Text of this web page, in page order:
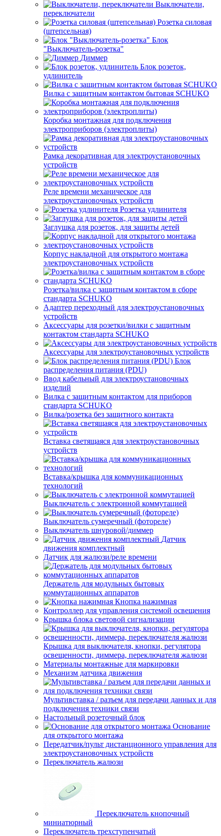
Выключатели,
переключатели
Розетка силовая
(штепсельная)
Блок
"Выключатель-розетка"
Диммер
Блок розеток,
удлинитель
Вилка с защитным контактом бытовая SCHUKO
Коробка монтажная для подключения
электроприборов (электроплиты)
Рамка декоративная для электроустановочных
устройств
Реле времени механическое для
электроустановочных устройств
Розетка удлинителя
Заглушка для розеток, для защиты детей
Корпус накладной для открытого монтажа
электроустановочных устройств
Розетка/вилка с защитным контактом в сборе
стандарта SCHUKO
Адаптер переходный для электроустановочных
устройств
Аксессуары для розетки/вилки с защитным
контактом стандарта SCHUKO
Аксессуары для электроустановочных устройств
Блок
распределения питания (PDU)
Ввод кабельный для электроустановочных
изделий
Вилка с защитным контактом для приборов
стандарта SCHUKO
Вилка/розетка без защитного контакта
Вставка светящаяся для электроустановочных
устройств
Вставка/крышка для коммуникационных
технологий
Выключатель с электронной коммутацией
Выключатель сумеречный (фотореле)
Выключатель шнуровой/диммер
Датчик
движения комплектный
Датчик для жалюзи/реле времени
Держатель для модульных бытовых
коммутационных аппаратов
Кнопка нажимная
Контроллер для управления системой освещения
Крышка блока световой сигнализации
Крышка для выключателя, кнопки, регулятора
освещенности, диммера, переключателя жалюзи
Материалы монтажные для маркировки
Механизм датчика движения
Мультивставка / разъем для передачи данных и для
подключения техники связи
Настольный розеточный блок
Основание
для открытого монтажа
Передатчик/пульт дистанционного управления для
электроустановочных устройств
Переключатель жалюзи
Переключатель кнопочный
миниатюрный
Переключатель трехступенчатый